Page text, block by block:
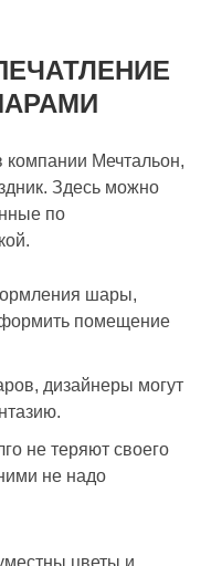
компании Мечтальон,
Здесь можно
по
шары,
помещение
дизайнеры могут
не теряют своего
не надо